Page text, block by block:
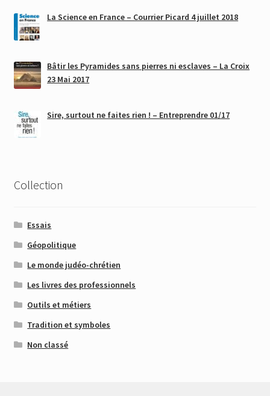
La Science en France – Courrier Picard 4 juillet 2018
Bâtir les Pyramides sans pierres ni esclaves – La Croix
23 Mai 2017
Sire, surtout ne faites rien ! – Entreprendre 01/17
Collection
Essais
Géopolitique
Le monde judéo-chrétien
Les livres des professionnels
Outils et métiers
Tradition et symboles
Non classé